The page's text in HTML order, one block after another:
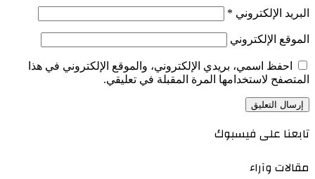
البريد الإلكتروني *
الموقع الإلكتروني
احفظ اسمي، بريدي الإلكتروني، والموقع الإلكتروني في هذا
المتصفح لاستخدامها المرة المقبلة في تعليقي.
تابعنا على فيسبوك
مقالات وآراء